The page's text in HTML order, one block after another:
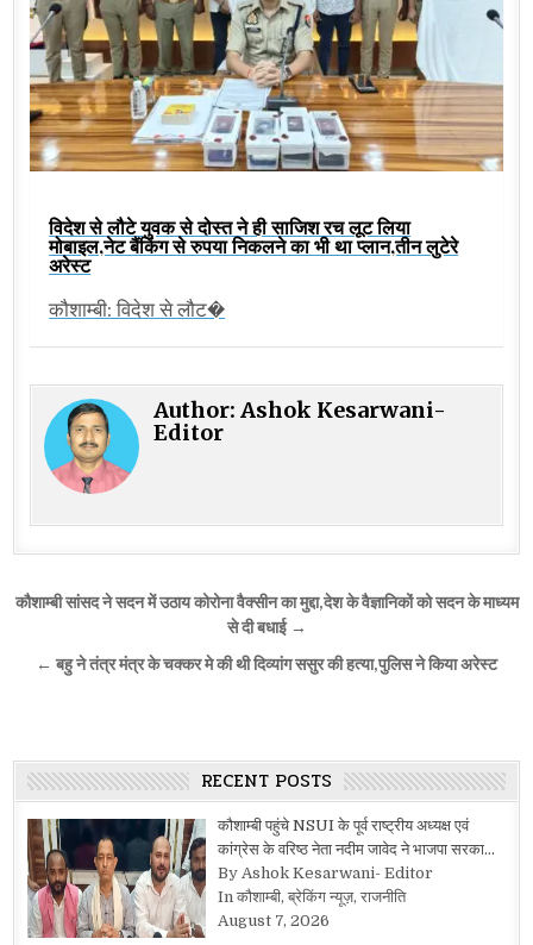
विदेश से लौटे युवक से दोस्त ने ही साजिश रच लूट लिया
मोबाइल,नेट बैंकिंग से रुपया निकलने का भी था प्लान,तीन लुटेरे
अरेस्ट
कौशाम्बी: विदेश से लौट�
Author:Ashok Kesarwani-
Editor
Post
कौशाम्बी सांसद ने सदन में उठाय कोरोना वैक्सीन का मुद्दा,देश के वैज्ञानिकों को सदन के माध्यम
से दी बधाई →
← बहु ने तंत्र मंत्र के चक्कर मे की थी दिव्यांग ससुर की हत्या,पुलिस ने किया अरेस्ट
RECENT POSTS
कौशाम्बी पहुंचे NSUI के पूर्व राष्ट्रीय अध्यक्ष एवं
कांग्रेस के वरिष्ठ नेता नदीम जावेद ने भाजपा सरका…
By Ashok Kesarwani- Editor
In कौशाम्बी, ब्रेकिंग न्यूज़, राजनीति
August 7, 2026